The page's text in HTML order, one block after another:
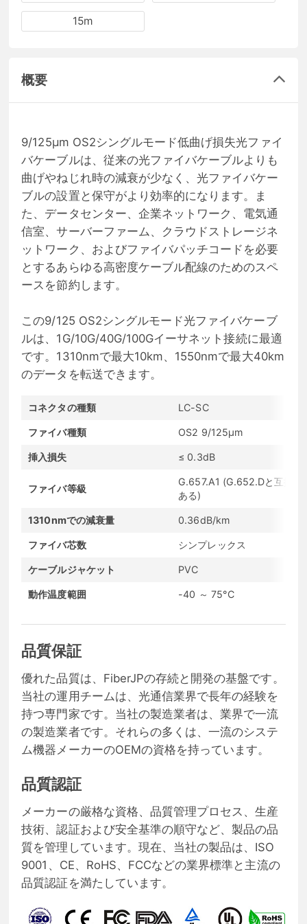
15m
概要
9/125μm OS2シングルモード低曲げ損失光ファイ
バケーブルは、従来の光ファイバケーブルよりも
曲げやねじれ時の減衰が少なく、光ファイバケー
ブルの設置と保守がより効率的になります。ま
た、データセンター、企業ネットワーク、電気通
信室、サーバーファーム、クラウドストレージネ
ットワーク、およびファイバパッチコードを必要
とするあらゆる高密度ケーブル配線のためのスペ
ースを節約します。
この9/125 OS2シングルモード光ファイバケーブ
ルは、1G/10G/40G/100Gイーサネット接続に最適
です。1310nmで最大10km、1550nmで最大40km
のデータを転送できます。
コネクタの種類 LC-SC
ファイバ種類 OS2 9/125μm
挿入損失 ≤ 0.3dB
ファイバ等級
G.657.A1 (G.652.Dと互換性
ある)
1310nmでの減衰量 0.36dB/km
ファイバ芯数 シンプレックス
ケーブルジャケット PVC
動作温度範囲 -40 ～ 75°C
品質保証
優れた品質は、FiberJPの存続と開発の基盤です。
当社の運用チームは、光通信業界で長年の経験を
持つ専門家です。当社の製造業者は、業界で一流
の製造業者です。それらの多くは、一流のシステ
ム機器メーカーのOEMの資格を持っています。
品質認証
メーカーの厳格な資格、品質管理プロセス、生産
技術、認証および安全基準の順守など、製品の品
質を管理しています。現在、当社の製品は、ISO
9001、CE、RoHS、FCCなどの業界標準と主流の
品質認証を満たしています。